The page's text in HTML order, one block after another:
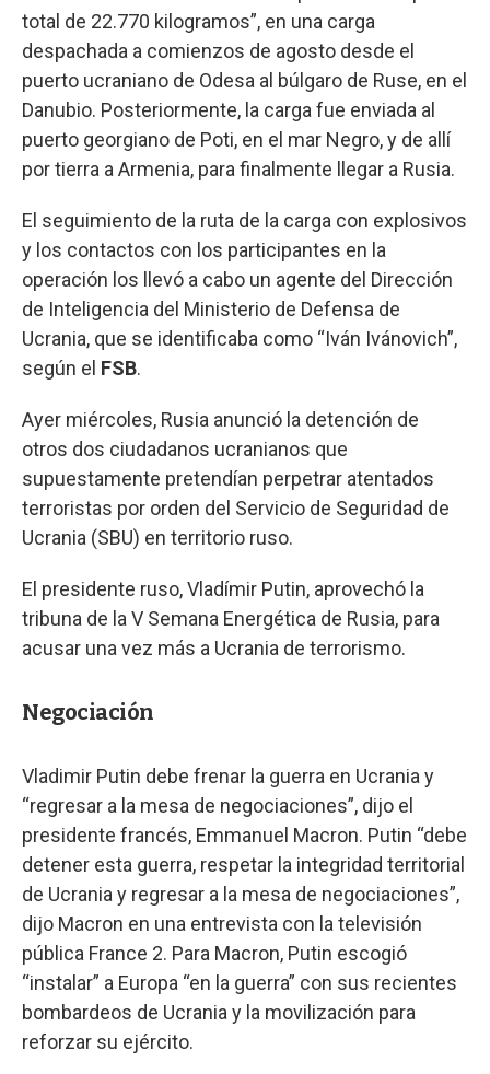
total de 22.770 kilogramos”, en una carga
despachada a comienzos de agosto desde el
puerto ucraniano de Odesa al búlgaro de Ruse, en el
Danubio. Posteriormente, la carga fue enviada al
puerto georgiano de Poti, en el mar Negro, y de allí
por tierra a Armenia, para finalmente llegar a Rusia.
El seguimiento de la ruta de la carga con explosivos
y los contactos con los participantes en la
operación los llevó a cabo un agente del Dirección
de Inteligencia del Ministerio de Defensa de
Ucrania, que se identificaba como “Iván Ivánovich”,
según el FSB.
Ayer miércoles, Rusia anunció la detención de
otros dos ciudadanos ucranianos que
supuestamente pretendían perpetrar atentados
terroristas por orden del Servicio de Seguridad de
Ucrania (SBU) en territorio ruso.
El presidente ruso, Vladímir Putin, aprovechó la
tribuna de la V Semana Energética de Rusia, para
acusar una vez más a Ucrania de terrorismo.
Negociación
Vladimir Putin debe frenar la guerra en Ucrania y
“regresar a la mesa de negociaciones”, dijo el
presidente francés, Emmanuel Macron. Putin “debe
detener esta guerra, respetar la integridad territorial
de Ucrania y regresar a la mesa de negociaciones”,
dijo Macron en una entrevista con la televisión
pública France 2. Para Macron, Putin escogió
“instalar” a Europa “en la guerra” con sus recientes
bombardeos de Ucrania y la movilización para
reforzar su ejército.